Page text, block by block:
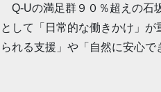
Q-Uの満足群９０％超えの石
として「日常的な働きかけ」
られる支援」や「自然に安心で